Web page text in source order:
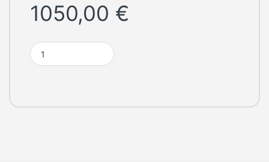
1050,00 €
ASUS ExpertCenter D7 SFF D700SDCZ-712700084X quantity